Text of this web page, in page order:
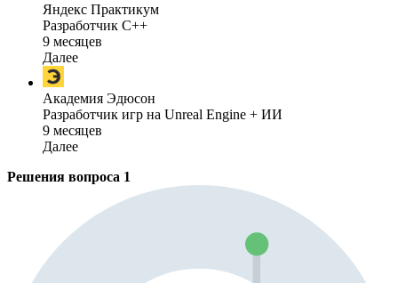
Яндекс Практикум
Разработчик C++
9 месяцев
Далее
Академия Эдюсон
Разработчик игр на Unreal Engine + ИИ
9 месяцев
Далее
Решения вопроса 1